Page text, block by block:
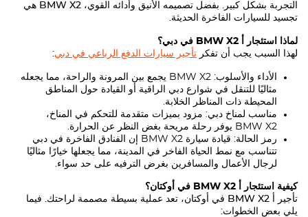
التجربة بشكل كبير. بفضل تصميمه الأنيق وأدائه القوي، BMW X2 هي
تجسيد للسيارات الفاخرة الحديثة.
لماذا استئجار أ BMW X2 في دبي؟
لهذا السبب يجب أن تفكر تأجير سيارات الدفع الرباعي في دبي:
الأداء والأسلوب: BMW X2 يجمع بين المرونة والراحة، مما يجعله
مثاليًا للتنقل في شوارع دبي الراقية أو القيادة حول المناطق
المحيطة ذات المناظر الخلابة.
مناسب لمناخ دبي: مزود بميزات متقدمة للتحكم في المناخ،
BMW X2 يوفر رحلة مريحة بغض النظر عن الحرارة.
رمز الحالة: قيادة سيارة BMW X2
إن الفنادق الفاخرة في دبي
تتناسب مع نمط الحياة الفاخر في المدينة، مما يجعلها خيارًا مثاليًا
لرجال الأعمال والمسافرين بغرض الترفيه على حد سواء.
كيفية استئجار أ BMW X2 في أوكتان؟
تأجير أ BMW X2 في أوكتان، تعد عملية بسيطة مصممة لراحتك. فيما
يلي بعض الخطوات: